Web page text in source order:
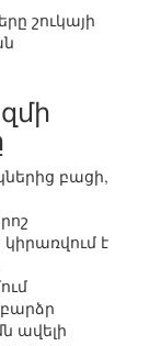
շուկայի
բացի,
է
ավելի